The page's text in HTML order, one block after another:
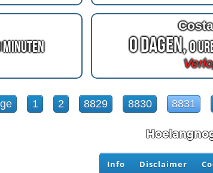
Minuten 0 Dagen,0
1 2 8829 8830 8831
Info Disclaimer